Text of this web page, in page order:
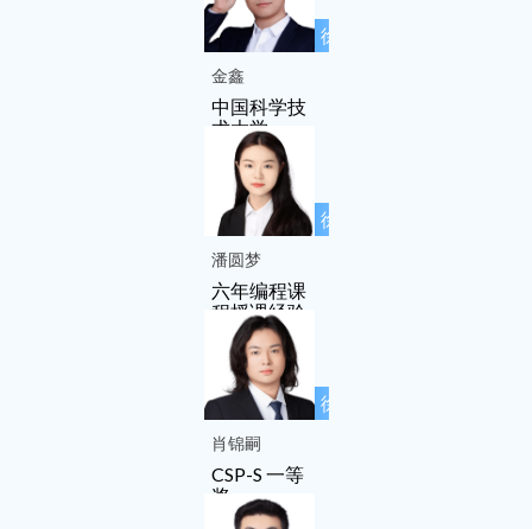
徐先友名师
金鑫
中国科学技
术大学
徐先友名师
潘圆梦
六年编程课
程授课经验
徐先友名师
肖锦嗣
CSP-S 一等
奖